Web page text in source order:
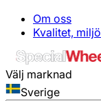
Om oss
Kvalitet,
Välj marknad
Sverige